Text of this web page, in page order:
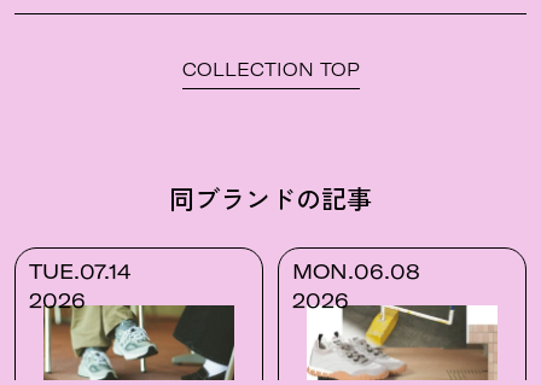
COLLECTION TOP
同ブランドの記事
TUE.07.14
2026
MON.06.08
2026